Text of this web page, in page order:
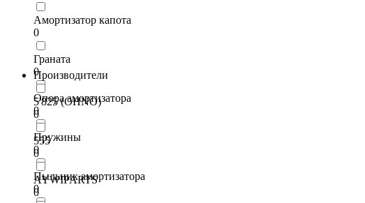
Амортизатор капота
0
Граната
0
Опора амортизатора
0
Пружины
0
Пыльник амортизатора
0
Производители
5'825 (OHNO)
0
555
0
AYWIPARTS
0